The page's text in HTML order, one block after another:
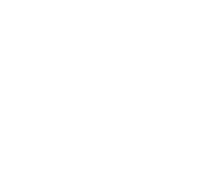
清晨（12-14hr）南湖山屋 → 南湖南峰 →
機會看到零下溫度頭燈照著結霜的山徑，
不能穿太厚，因為只要開始爬升很快就會
有感的地方。▸ 起了一個大早，我們是第一
Jacket 像是介於風衣與中層之間的存